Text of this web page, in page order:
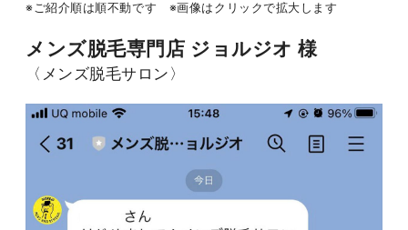
※ご紹介順は順不動です ※画像はクリックで拡大します
メンズ脱毛専門店 ジョルジオ 様
〈メンズ脱毛サロン〉